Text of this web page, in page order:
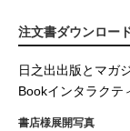
注文書ダウンロー
日之出出版とマガ
Bookインタラクテ
書店様展開写真